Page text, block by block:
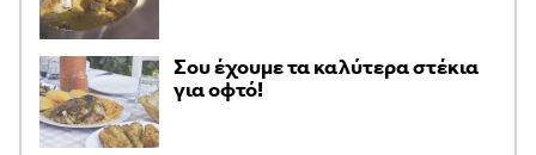
Σου έχουμε τα καλύτερα στέκια
για οφτό!